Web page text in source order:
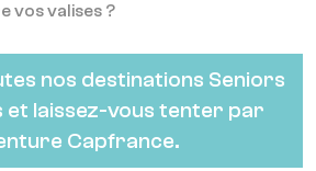
vos valises ?
nos destinations Seniors
et laissez-vous tenter par
Capfrance.